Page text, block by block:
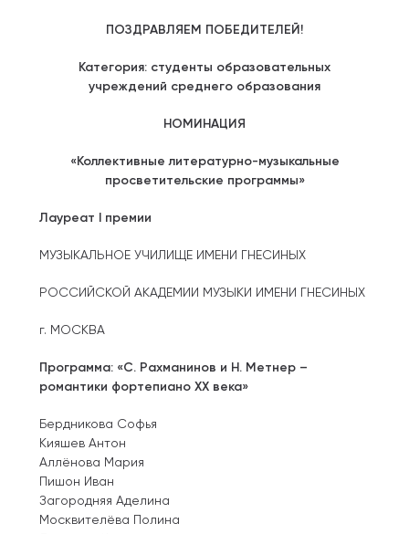
ПОЗДРАВЛЯЕМ ПОБЕДИТЕЛЕЙ!
Категория: студенты образовательных
учреждений среднего образования
НОМИНАЦИЯ
«Коллективные литературно-музыкальные
просветительские программы»
Лауреат I премии
МУЗЫКАЛЬНОЕ УЧИЛИЩЕ ИМЕНИ ГНЕСИНЫХ
РОССИЙСКОЙ АКАДЕМИИ МУЗЫКИ ИМЕНИ ГНЕСИНЫХ
г. МОСКВА
Программа: «С. Рахманинов и Н. Метнер –
романтики фортепиано ХХ века»
Бердникова Софья
Кияшев Антон
Аллёнова Мария
Пишон Иван
Загородняя Аделина
Москвителёва Полина